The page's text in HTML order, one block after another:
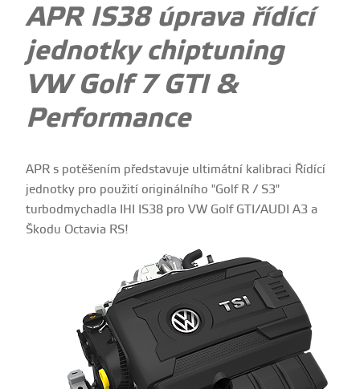
APR IS38 úprava řídící
jednotky chiptuning
VW Golf 7 GTI &
Performance
APR s potěšením představuje ultimátní kalibraci Řídící
jednotky pro použití originálního "Golf R / S3"
turbodmychadla IHI IS38 pro VW Golf GTI/AUDI A3 a
Škodu Octavia RS!